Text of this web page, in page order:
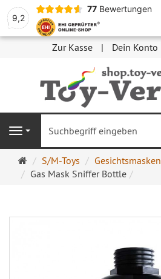
9,2
77 Bewertungen
Zur Kasse Dein Konto
Navigation
Startseite
S/M-Toys Gesichtsmasken
Gas Mask Sniffer Bottle